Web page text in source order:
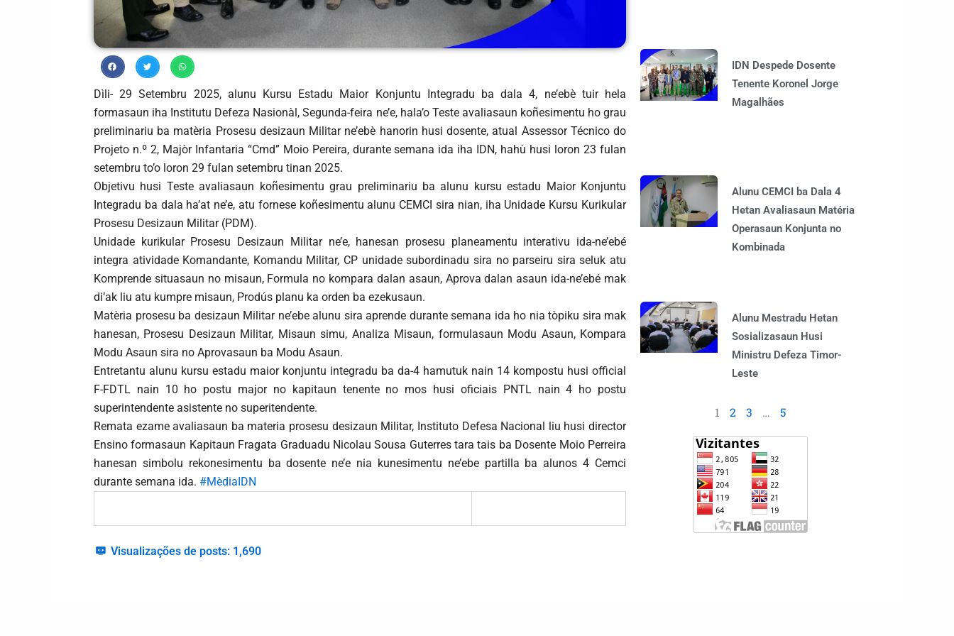
Dìli- 29 Setembru 2025, alunu Kursu Estadu Maior Konjuntu Integradu ba dala 4, ne’ebè tuir hela
formasaun iha Institutu Defeza Nasionàl, Segunda-feira ne’e, hala’o Teste avaliasaun koñesimentu ho grau
preliminariu ba matèria Prosesu desizaun Militar ne’ebè hanorin husi dosente, atual Assessor Técnico do
Projeto n.º 2, Majòr Infantaria “Cmd” Moio Pereira, durante semana ida iha IDN, hahù husi loron 23 fulan
setembru to’o loron 29 fulan setembru tinan 2025.
Objetivu husi Teste avaliasaun koñesimentu grau preliminariu ba alunu kursu estadu Maior Konjuntu
Integradu ba dala ha’at ne’e, atu fornese koñesimentu alunu CEMCI sira nian, iha Unidade Kursu Kurikular
Prosesu Desizaun Militar (PDM).
Unidade kurikular Prosesu Desizaun Militar ne’e, hanesan prosesu planeamentu interativu ida-ne’ebé
integra atividade Komandante, Komandu Militar, CP unidade subordinadu sira no parseiru sira seluk atu
Komprende situasaun no misaun, Formula no kompara dalan asaun, Aprova dalan asaun ida-ne’ebé mak
di’ak liu atu kumpre misaun, Prodús planu ka orden ba ezekusaun.
Matèria prosesu ba desizaun Militar ne’ebe alunu sira aprende durante semana ida ho nia tòpiku sira mak
hanesan, Prosesu Desizaun Militar, Misaun simu, Analiza Misaun, formulasaun Modu Asaun, Kompara
Modu Asaun sira no Aprovasaun ba Modu Asaun.
Entretantu alunu kursu estadu maior konjuntu integradu ba da-4 hamutuk nain 14 kompostu husi official
F-FDTL nain 10 ho postu major no kapitaun tenente no mos husi oficiais PNTL nain 4 ho postu
superintendente asistente no superitendente.
Remata ezame avaliasaun ba materia prosesu desizaun Militar, Instituto Defesa Nacional liu husi director
Ensino formasaun Kapitaun Fragata Graduadu Nicolau Sousa Guterres tara tais ba Dosente Moio Perreira
hanesan simbolu rekonesimentu ba dosente ne’e nia kunesimentu ne’ebe partilla ba alunos 4 Cemci
durante semana ida. #MèdiaIDN
Visualizações de posts: 1,690
IDN Despede Dosente
Tenente Koronel Jorge
Magalhães
Alunu CEMCI ba Dala 4
Hetan Avaliasaun Matéria
Operasaun Konjunta no
Kombinada
Alunu Mestradu Hetan
Sosializasaun Husi
Ministru Defeza Timor-
Leste
1 2 3 … 5